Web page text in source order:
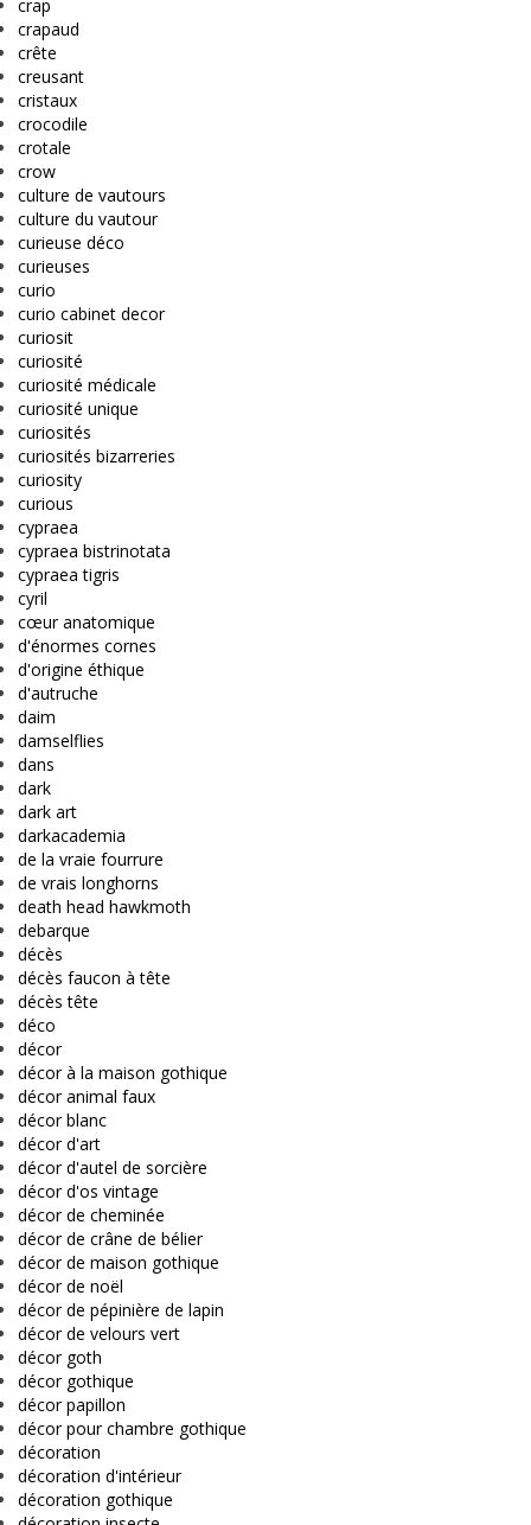
crap
crapaud
crête
creusant
cristaux
crocodile
crotale
crow
culture de vautours
culture du vautour
curieuse déco
curieuses
curio
curio cabinet decor
curiosit
curiosité
curiosité médicale
curiosité unique
curiosités
curiosités bizarreries
curiosity
curious
cypraea
cypraea bistrinotata
cypraea tigris
cyril
cœur anatomique
d'énormes cornes
d'origine éthique
d'autruche
daim
damselflies
dans
dark
dark art
darkacademia
de la vraie fourrure
de vrais longhorns
death head hawkmoth
debarque
décès
décès faucon à tête
décès tête
déco
décor
décor à la maison gothique
décor animal faux
décor blanc
décor d'art
décor d'autel de sorcière
décor d'os vintage
décor de cheminée
décor de crâne de bélier
décor de maison gothique
décor de noël
décor de pépinière de lapin
décor de velours vert
décor goth
décor gothique
décor papillon
décor pour chambre gothique
décoration
décoration d'intérieur
décoration gothique